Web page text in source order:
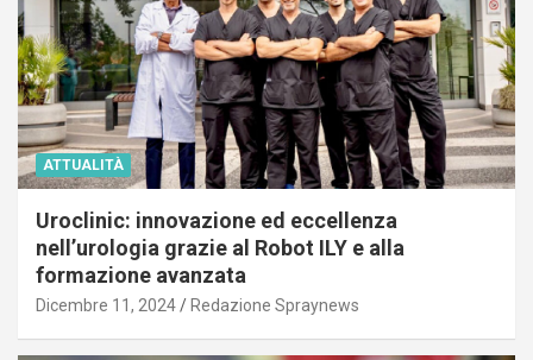
ATTUALITÀ
Uroclinic: innovazione ed eccellenza
nell’urologia grazie al Robot ILY e alla
formazione avanzata
Dicembre 11, 2024 Redazione Spraynews